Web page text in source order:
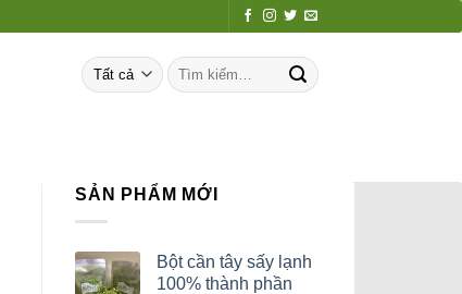
Tìm
kiếm:
SẢN PHẨM MỚI
Bột cần tây sấy lạnh
100% thành phần